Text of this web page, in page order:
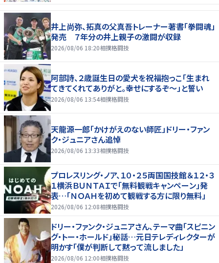
井上尚弥、拓真の父真吾トレーナー著書「拳闘魂」
発売 ７年分の井上親子の激闘が収録
2026/08/06 18:20相撲格闘技
阿部詩、２歳誕生日の愛犬を祝福抱っこ「生まれ
てきてくれてありがと。幸せにするぞ～」と誓い
2026/08/06 13:54相撲格闘技
天龍源一郎「かけがえのない師匠」ドリー・ファン
ク・ジュニアさん追悼
2026/08/06 13:33相撲格闘技
プロレスリング・ノア、１０・２５両国国技館＆１２・３
１横浜ＢＵＮＴＡＩで「無料観戦キャンペーン」発
表…「ＮＯＡＨを初めて観戦する方に限り無料」
2026/08/06 12:08相撲格闘技
ドリー・ファンク・ジュニアさん、テーマ曲「スピニン
グ・トー・ホールド」秘話…元日テレディレクターが
明かす「僕が判断して黙って流しました」
2026/08/06 12:00相撲格闘技